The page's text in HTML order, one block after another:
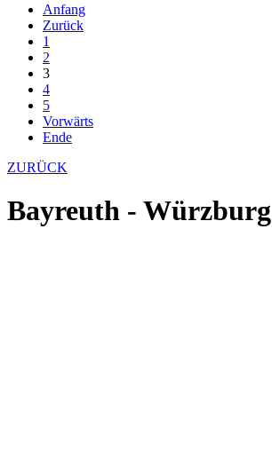
Anfang
Zurück
1
2
3
4
5
Vorwärts
Ende
ZURÜCK
Bayreuth - Würzburg